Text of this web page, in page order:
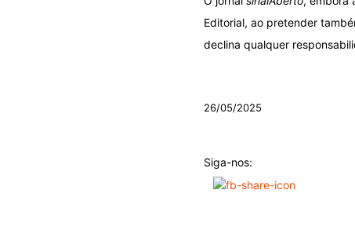
Editorial, ao pretender
declina qualquer
26/05/2025
Siga-nos: